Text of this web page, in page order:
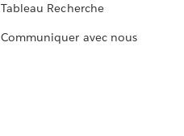
Tableau Recherche
Communiquer avec nous